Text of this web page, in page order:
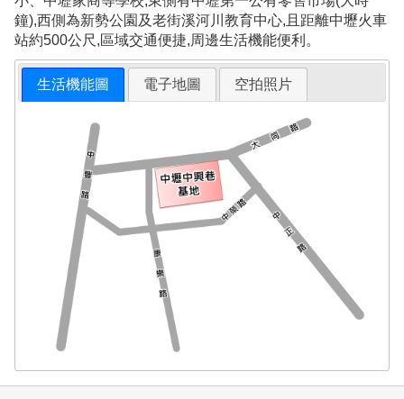
鐘),西側為新勢公園及老街溪河川教育中心,且距離中壢火車
站約500公尺,區域交通便捷,周邊生活機能便利。
生活機能圖 電子地圖 空拍照片